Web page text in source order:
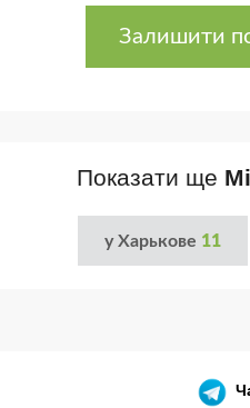
Залишити
Показати ще
у Харькове 11